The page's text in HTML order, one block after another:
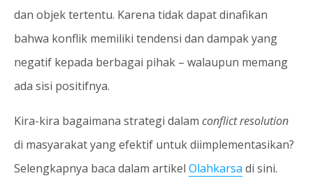
dan objek tertentu. Karena tidak dapat dinafikan
bahwa konflik memiliki tendensi dan dampak yang
negatif kepada berbagai pihak – walaupun memang
ada sisi positifnya.
Kira-kira bagaimana strategi dalam conflict resolution
di masyarakat yang efektif untuk diimplementasikan?
Selengkapnya baca dalam artikel Olahkarsa di sini.